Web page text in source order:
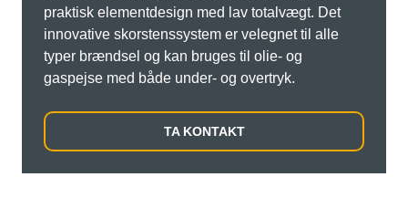
praktisk elementdesign med lav totalvægt. Det
innovative skorstenssystem er velegnet til alle
typer brændsel og kan bruges til olie- og
gaspejse med både under- og overtryk.
TA KONTAKT